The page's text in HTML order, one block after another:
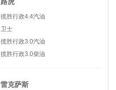
揽胜行政4.4汽油
卫士
揽胜行政3.0汽油
揽胜行政3.0柴油
雷克萨斯